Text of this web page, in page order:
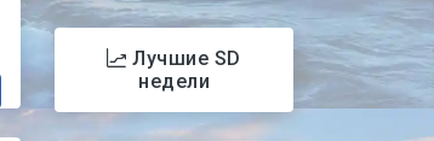
Лучшие SD
недели